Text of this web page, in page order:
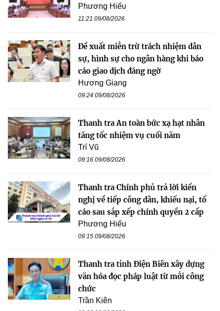
Phương Hiếu
11:21 09/08/2026
Đề xuất miễn trừ trách nhiệm dân
sự, hình sự cho ngân hàng khi báo
cáo giao dịch đáng ngờ
Hương Giang
09:24 09/08/2026
Thanh tra An toàn bức xạ hạt nhân
tăng tốc nhiệm vụ cuối năm
Trí Vũ
09:16 09/08/2026
Thanh tra Chính phủ trả lời kiến
nghị về tiếp công dân, khiếu nại, tố
cáo sau sắp xếp chính quyền 2 cấp
Phương Hiếu
09:15 09/08/2026
Thanh tra tỉnh Điện Biên xây dựng
văn hóa đọc pháp luật từ mỗi công
chức
Trần Kiên